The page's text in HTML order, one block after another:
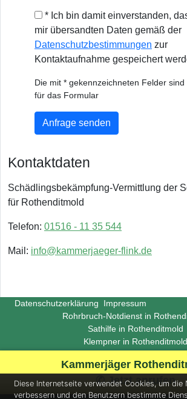
Kammerjäger
✆ Jetzt anrufen
* Ich bin damit einverstanden,
mir übersandten Daten gemäß der
Datenschutzbestimmungen zur
Kontaktaufnahme gespeichert
Die mit * gekennzeichneten Felder
für das Formular
Anfrage senden
Kontaktdaten
Schädlingsbekämpfung-Vermittlung der
für Rothenditmold
Telefon: 01516 - 11 35 544
Mail: info@kammerjaeger-flink.de
Datenschutzerklärung
Impressum
Rohrbruch-Notdienst in
Sathilfe in Rothenditmold
Klempner in Rothenditmold
(Last
Diese Internetseite verwendet Cookies, um die
verbessern und den Benutzern bestimmte